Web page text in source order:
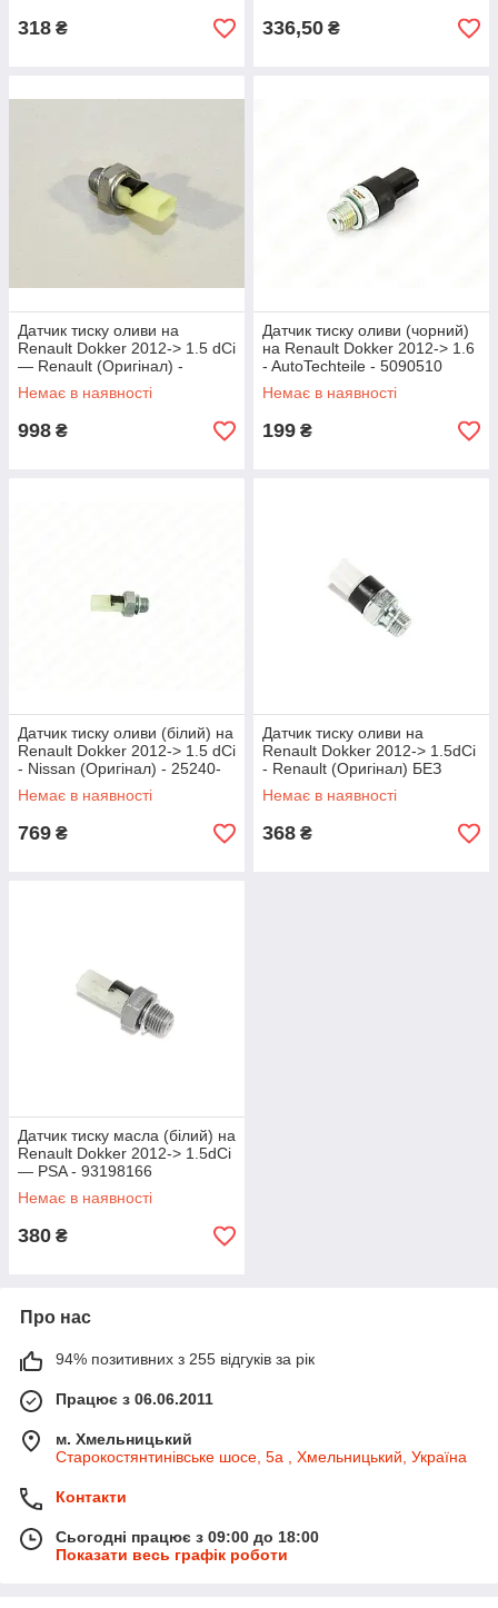
318 ₴ 336,50 ₴
Датчик тиску оливи на
Renault Dokker 2012-> 1.5 dCi
— Renault (Оригінал) -
8200671272
Немає в наявності
998 ₴
Датчик тиску оливи (чорний)
на Renault Dokker 2012-> 1.6
- AutoTechteile - 5090510
Немає в наявності
199 ₴
Датчик тиску оливи (білий) на
Renault Dokker 2012-> 1.5 dCi
- Nissan (Оригінал) - 25240-
00Q0A
Немає в наявності
769 ₴
Датчик тиску оливи на
Renault Dokker 2012-> 1.5dCi
- Renault (Оригінал) БЕЗ
УПАКОВКИ - 8200671272J
Немає в наявності
368 ₴
Датчик тиску масла (білий) на
Renault Dokker 2012-> 1.5dCi
— PSA - 93198166
Немає в наявності
380 ₴
Про нас
94% позитивних з 255 відгуків за рік
Працює з 06.06.2011
м. Хмельницький
Старокостянтинівське шосе, 5а , Хмельницький, Україна
Контакти
Сьогодні працює з 09:00 до 18:00
Показати весь графік роботи